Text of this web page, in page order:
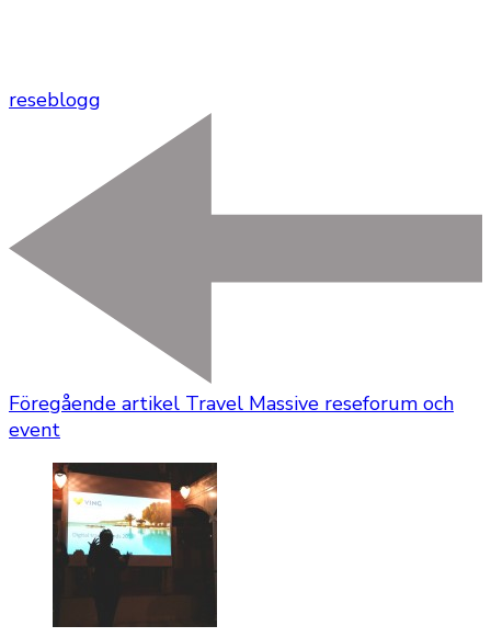
reseblogg
Föregående artikel Travel Massive reseforum och
event